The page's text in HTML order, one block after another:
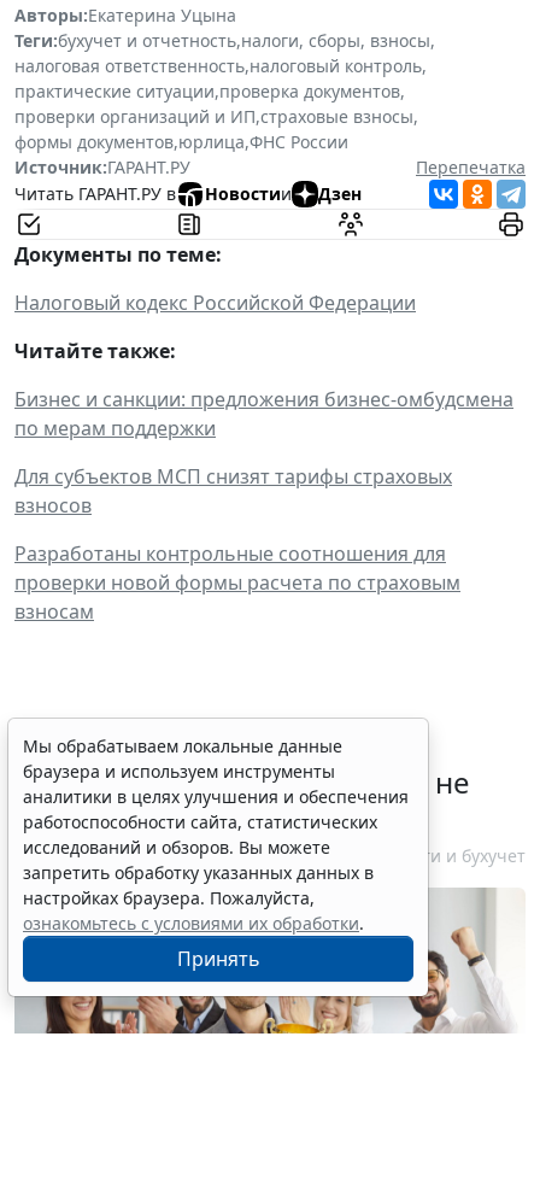
Авторы:Екатерина Уцына
Теги:бухучет и отчетность,налоги, сборы, взносы,
налоговая ответственность,налоговый контроль,
практические ситуации,проверка документов,
проверки организаций и ИП,страховые взносы,
формы документов,юрлица,ФНС России
Источник:ГАРАНТ.РУ
Перепечатка
Читать ГАРАНТ.РУ в
Новостии Дзен
Документы по теме:
Налоговый кодекс Российской Федерации
Читайте также:
Бизнес и санкции: предложения бизнес-омбудсмена
по мерам поддержки
Для субъектов МСП снизят тарифы страховых
взносов
Разработаны контрольные соотношения для
проверки новой формы расчета по страховым
взносам
Лауреаты премии в области
будущих технологий "Вызов" не
будут уплачивать НДФЛ
10 августа 2026 15:12 Налоги и бухучет
Мы обрабатываем локальные данные
браузера и используем инструменты
аналитики в целях улучшения и обеспечения
работоспособности сайта, статистических
исследований и обзоров. Вы можете
запретить обработку указанных данных в
настройках браузера. Пожалуйста,
ознакомьтесь с условиями их обработки.
Принять